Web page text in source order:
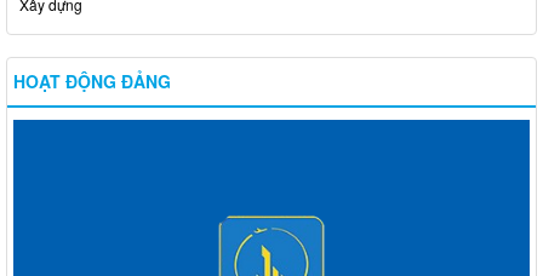
Xây dựng
HOẠT ĐỘNG ĐẢNG